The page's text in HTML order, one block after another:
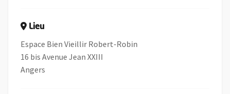
Lieu
Espace Bien Vieillir Robert-Robin
16 bis Avenue Jean XXIII
Angers